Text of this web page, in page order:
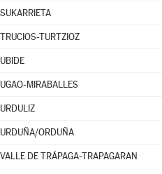
SUKARRIETA
TRUCIOS-TURTZIOZ
UBIDE
UGAO-MIRABALLES
URDULIZ
URDUÑA/ORDUÑA
VALLE DE TRÁPAGA-TRAPAGARAN